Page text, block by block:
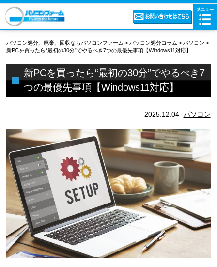
パソコン処分、廃棄、回収ならパソコンファーム> パソコン処分コラム > パソコン >
新PCを買ったら“最初の30分”でやるべき7つの最優先事項【Windows11対応】
新PCを買ったら“最初の30分”でやるべき7
つの最優先事項【Windows11対応】
2025.12.04 パソコン